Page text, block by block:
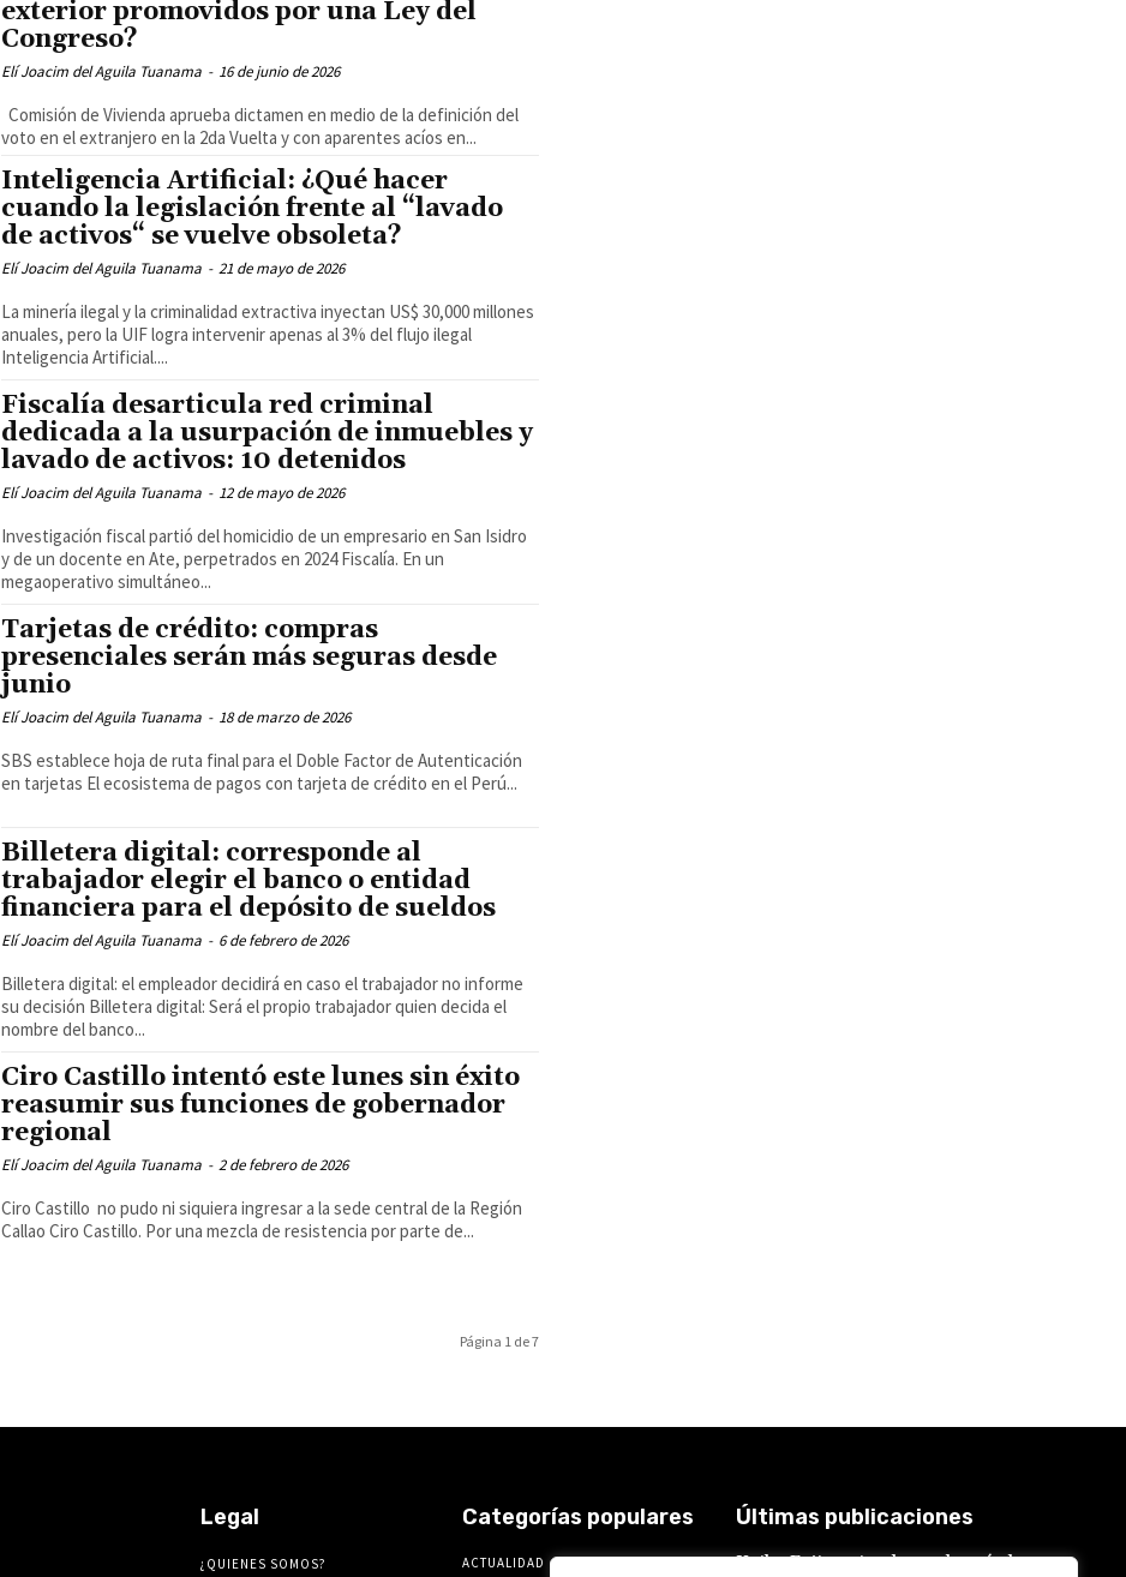
exterior promovidos por una Ley del
Congreso?
Elí Joacim del Aguila Tuanama - 16 de junio de 2026
Comisión de Vivienda aprueba dictamen en medio de la definición del
voto en el extranjero en la 2da Vuelta y con aparentes acíos en...
Inteligencia Artificial: ¿Qué hacer
cuando la legislación frente al “lavado
de activos“ se vuelve obsoleta?
Elí Joacim del Aguila Tuanama - 21 de mayo de 2026
La minería ilegal y la criminalidad extractiva inyectan US$ 30,000 millones
anuales, pero la UIF logra intervenir apenas al 3% del flujo ilegal
Inteligencia Artificial....
Fiscalía desarticula red criminal
dedicada a la usurpación de inmuebles y
lavado de activos: 10 detenidos
Elí Joacim del Aguila Tuanama - 12 de mayo de 2026
Investigación fiscal partió del homicidio de un empresario en San Isidro
y de un docente en Ate, perpetrados en 2024 Fiscalía. En un
megaoperativo simultáneo...
Tarjetas de crédito: compras
presenciales serán más seguras desde
junio
Elí Joacim del Aguila Tuanama - 18 de marzo de 2026
SBS establece hoja de ruta final para el Doble Factor de Autenticación
en tarjetas El ecosistema de pagos con tarjeta de crédito en el Perú...
Billetera digital: corresponde al
trabajador elegir el banco o entidad
financiera para el depósito de sueldos
Elí Joacim del Aguila Tuanama - 6 de febrero de 2026
Billetera digital: el empleador decidirá en caso el trabajador no informe
su decisión Billetera digital: Será el propio trabajador quien decida el
nombre del banco...
Ciro Castillo intentó este lunes sin éxito
reasumir sus funciones de gobernador
regional
Elí Joacim del Aguila Tuanama - 2 de febrero de 2026
Ciro Castillo no pudo ni siquiera ingresar a la sede central de la Región
Callao Ciro Castillo. Por una mezcla de resistencia por parte de...
Página 1 de 7
Legal
¿QUIENES SOMOS?
Categorías populares
ACTUALIDAD
Últimas publicaciones
Keiko Fujimori es la que buscó al